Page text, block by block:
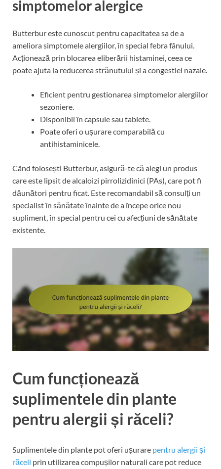
simptomelor alergice
Butterbur este cunoscut pentru capacitatea sa de a
ameliora simptomele alergiilor, în special febra fânului.
Acționează prin blocarea eliberării histaminei, ceea ce
poate ajuta la reducerea strănutului și a congestiei nazale.
Eficient pentru gestionarea simptomelor alergiilor
sezoniere.
Disponibil în capsule sau tablete.
Poate oferi o ușurare comparabilă cu
antihistaminicele.
Când folosești Butterbur, asigură-te că alegi un produs
care este lipsit de alcaloizi pirrolizidinici (PAs), care pot fi
dăunători pentru ficat. Este recomandabil să consulți un
specialist în sănătate înainte de a începe orice nou
supliment, în special pentru cei cu afecțiuni de sănătate
existente.
Cum funcționează
suplimentele din plante
pentru alergii și răceli?
Suplimentele din plante pot oferi ușurare pentru alergii și
răceli prin utilizarea compușilor naturali care pot reduce